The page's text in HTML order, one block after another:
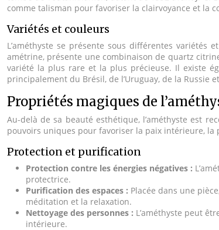
comme talisman pour favoriser la clairvoyance et la
Variétés et couleurs
L’améthyste se présente sous différentes variétés
amétrine, présente une combinaison de quartz
variété la plus rare et la plus précieuse. Il existe
principalement du Brésil, de l’Uruguay, de la Russie
Propriétés magiques de
Au-delà de sa beauté esthétique, l’améthyste est
pouvoirs uniques pour favoriser la paix intérieure,
Protection et purification
Protection contre les énergies négatives :
protectrice.
Purification des espaces : Placée dans une
méditation et la relaxation.
Nettoyage des personnes : L’améthyste peut
intérieure.